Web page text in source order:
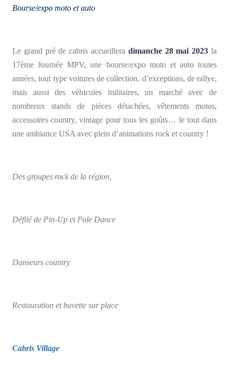
Bourse/expo moto et auto
Le grand pré de cabris accueillera dimanche 28 mai 2023la
17ème Journée MPV, une bourse/expo moto et auto toutes
années, tout type voitures de collection, d’exceptions, de rallye,
mais aussi des véhicules militaires, un marché avec de
nombreux stands de pièces détachées, vêtements motos,
accessoires country, vintage pour tous les goûts… le tout dans
une ambiance USA avec plein d’animations rock et country !
Des groupes rock de la région,
Défilé de Pin-Up et Pole Dance
Danseurs country
Restauration et buvette sur place
Cabris Village